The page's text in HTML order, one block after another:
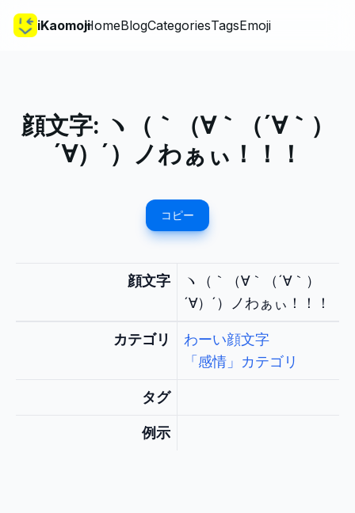
iKaomojiHomeBlogCategoriesTagsEmoji
顔文字: ヽ（｀（∀｀（´∀｀）
´∀）´）ノわぁぃ！！！
コピー
顔文字
ヽ（｀（∀｀（´∀｀）
´∀）´）ノわぁぃ！！！
カテゴリ
わーい顔文字
「感情」カテゴリ
タグ
例示